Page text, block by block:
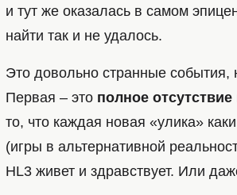
и тут же оказалась в самом
найти так и не удалось.
Это довольно странные события,
Первая – это полное
то, что каждая новая «улика»
(игры в альтернативной
HL3 живет и здравствует. Или